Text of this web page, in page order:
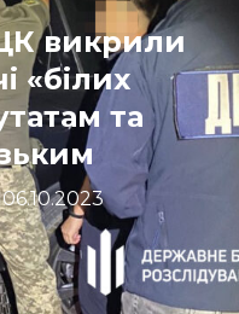
викрили
«білих
та
06.10.2023